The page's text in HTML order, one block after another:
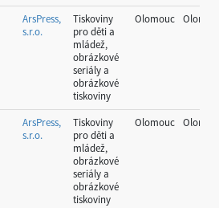
ArsPress,
s.r.o.
Tiskoviny
pro děti a
mládež,
obrázkové
seriály a
obrázkové
tiskoviny
Olomouc
ArsPress,
s.r.o.
Tiskoviny
pro děti a
mládež,
obrázkové
seriály a
obrázkové
tiskoviny
Olomouc